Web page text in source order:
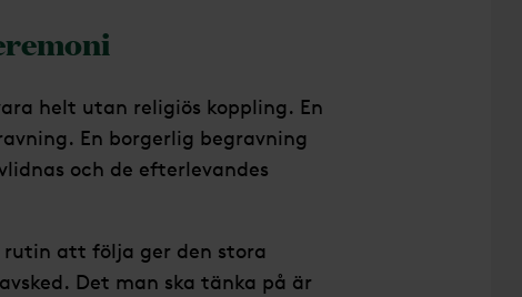
helt utan religiös koppling. En
En borgerlig begravning
och de efterlevandes
att följa ger den stora
Det man ska tänka på är